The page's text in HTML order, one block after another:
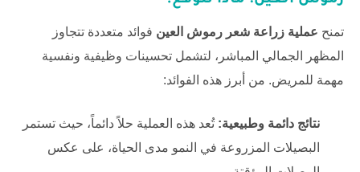
تمنح عملية زراعة شعر رموش العين فوائد متعددة تتجاوز
المظهر الجمالي المباشر، لتشمل تحسينات وظيفية ونفسية
مهمة للمريض. من أبرز هذه الفوائد:
نتائج دائمة وطبيعية: تُعد هذه العملية حلاً دائماً، حيث تستمر
البصيلات المزروعة في النمو مدى الحياة، على عكس